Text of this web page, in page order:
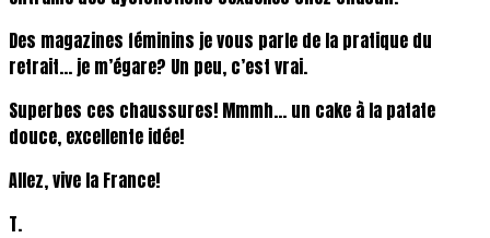
Des magazines féminins je vous parle de la pratique du
retrait… je m’égare? Un peu, c’est vrai.
Superbes ces chaussures! Mmmh… un cake à la patate
douce, excellente idée!
Allez, vive la France!
T.